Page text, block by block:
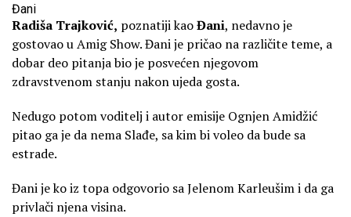
Đani
Radiša Trajković, poznatiji kaoĐani, nedavno je
gostovao u Amig Show. Đani je pričao na različite teme, a
dobar deo pitanja bio je posvećen njegovom
zdravstvenom stanju nakon ujeda gosta.
Nedugo potom voditelj i autor emisije Ognjen Amidžić
pitao ga je da nema Slađe, sa kim bi voleo da bude sa
estrade.
Đani je ko iz topa odgovorio sa Jelenom Karleušim i da ga
privlači njena visina.